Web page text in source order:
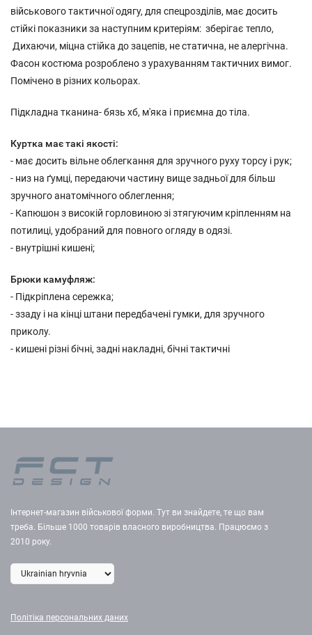
військового тактичної одягу, для спецрозділів, має досить
стійкі показники за наступним критеріям: зберігає тепло,
Дихаючи, міцна стійка до зацепів, не статична, не алергічна.
Фасон костюма розроблено з урахуванням тактичних вимог.
Помічено в різних кольорах.
Підкладна тканина- бязь хб, м'яка і приємна до тіла.
Куртка має такі якості:
- має досить вільне облегкання для зручного руху торсу і рук;
- низ на ґумці, передаючи частину вище задньої для більш
зручного анатомічного облеглення;
- Капюшон з високій горловиною зі зтягуючим кріпленням на
потилиці, удобраний для повного огляду в одязі.
- внутрішні кишені;
Брюки камуфляж:
- Підкріплена сережка;
- ззаду і на кінці штани передбачені гумки, для зручного
приколу.
- кишені різні бічні, задні накладні, бічні тактичні
Інтернет-магазин військової форми. Тут ви знайдете, те що вам
треба. Більше 1000 товарів власного виробництва. Працюємо з
2010 року.
Політіка персональних даних